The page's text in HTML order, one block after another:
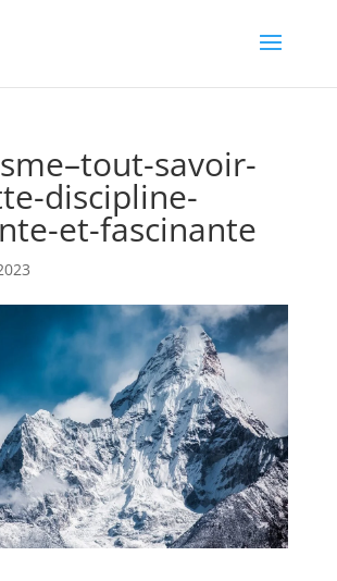
savoir-
discipline-
et-fascinante